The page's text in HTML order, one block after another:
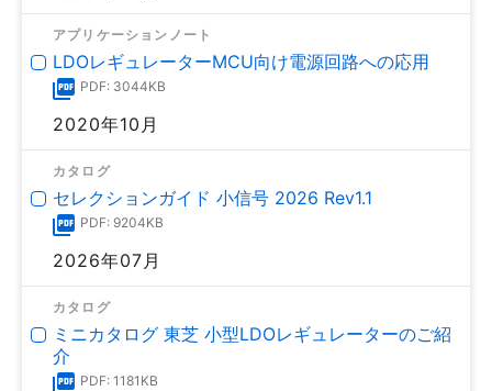
アプリケーションノート
LDOレギュレーターMCU向け電源回路への応用
PDF: 3044KB
2020年10月
カタログ
セレクションガイド 小信号 2026 Rev1.1
PDF: 9204KB
2026年07月
カタログ
ミニカタログ 東芝 小型LDOレギュレーターのご紹
介
PDF: 1181KB